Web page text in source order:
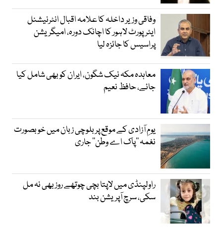
وفاقی وزیر داخلہ کا علامہ اقبال انٹرنیشنل
ایئرپورٹ لاہور کا اچانک دورہ، امیگریشن
پراسیس کا جائزہ لیا
معاہدہ مکہ نیک شگون، ایران کو بھی شامل کیا
جائے، حافظ نعیم
یومِ آزادی کے موقع پر بلوچی زبان میں خوبصورت
نغمہ ’’پاک اے وطن‘‘ جاری
راولپنڈی میں لاپتا بچی چوتھے روز بھی نہ مل
سکی، سرچ آپریشن بند